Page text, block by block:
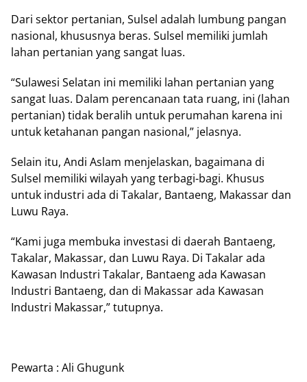
Dari sektor pertanian, Sulsel adalah lumbung pangan
nasional, khususnya beras. Sulsel memiliki jumlah
lahan pertanian yang sangat luas.
“Sulawesi Selatan ini memiliki lahan pertanian yang
sangat luas. Dalam perencanaan tata ruang, ini (lahan
pertanian) tidak beralih untuk perumahan karena ini
untuk ketahanan pangan nasional,” jelasnya.
Selain itu, Andi Aslam menjelaskan, bagaimana di
Sulsel memiliki wilayah yang terbagi-bagi. Khusus
untuk industri ada di Takalar, Bantaeng, Makassar dan
Luwu Raya.
“Kami juga membuka investasi di daerah Bantaeng,
Takalar, Makassar, dan Luwu Raya. Di Takalar ada
Kawasan Industri Takalar, Bantaeng ada Kawasan
Industri Bantaeng, dan di Makassar ada Kawasan
Industri Makassar,” tutupnya.
Pewarta : Ali Ghugunk